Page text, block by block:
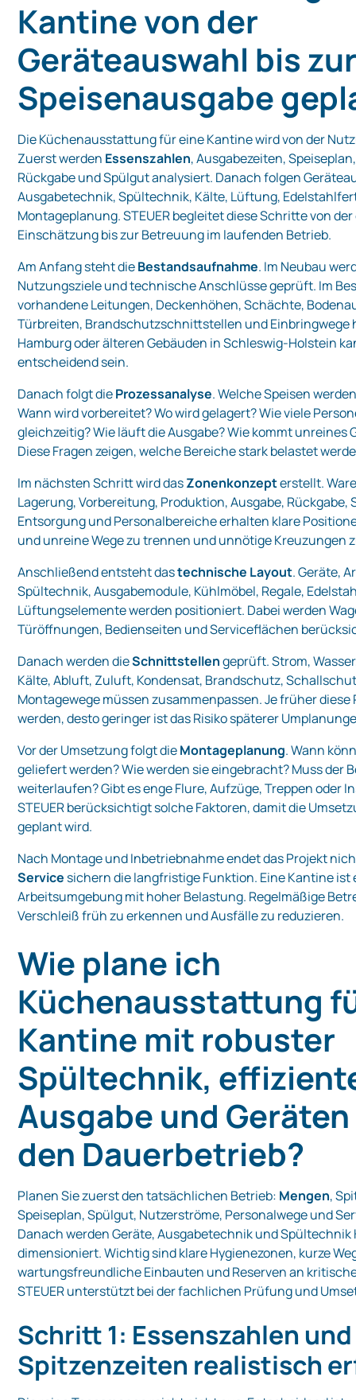
Kantine von der
Geräteauswahl bis
Speisenausgabe
Die Küchenausstattung für eine Kantine wird von der
Zuerst werden Essenszahlen, Ausgabezeiten,
Rückgabe und Spülgut analysiert. Danach folgen
Ausgabetechnik, Spültechnik, Kälte, Lüftung,
Montageplanung. STEUER begleitet diese Schritte von
Einschätzung bis zur Betreuung im laufenden Betrieb.
Am Anfang steht dieBestandsaufnahme. Im Neubau
Nutzungsziele und technische Anschlüsse geprüft. Im
vorhandene Leitungen, Deckenhöhen, Schächte,
Türbreiten, Brandschutzschnittstellen und Einbringwege
Hamburg oder älteren Gebäuden in Schleswig-Holstein
entscheidend sein.
Danach folgt dieProzessanalyse. Welche Speisen
Wann wird vorbereitet? Wo wird gelagert? Wie viele
gleichzeitig? Wie läuft die Ausgabe? Wie kommt unreines
Diese Fragen zeigen, welche Bereiche stark belastet
Im nächsten Schritt wird dasZonenkonzepterstellt.
Lagerung, Vorbereitung, Produktion, Ausgabe, Rückgabe,
Entsorgung und Personalbereiche erhalten klare
und unreine Wege zu trennen und unnötige Kreuzungen
Anschließend entsteht dastechnische Layout. Geräte,
Spültechnik, Ausgabemodule, Kühlmöbel, Regale,
Lüftungselemente werden positioniert. Dabei werden
Türöffnungen, Bedienseiten und Serviceflächen
Danach werden dieSchnittstellengeprüft. Strom,
Kälte, Abluft, Zuluft, Kondensat, Brandschutz,
Montagewege müssen zusammenpassen. Je früher
werden, desto geringer ist das Risiko späterer
Vor der Umsetzung folgt dieMontageplanung. Wann
geliefert werden? Wie werden sie eingebracht? Muss der
weiterlaufen? Gibt es enge Flure, Aufzüge, Treppen oder
STEUER berücksichtigt solche Faktoren, damit die
geplant wird.
Nach Montage und Inbetriebnahme endet das Projekt
Service sichern die langfristige Funktion. Eine Kantine ist
Arbeitsumgebung mit hoher Belastung. Regelmäßige
Verschleiß früh zu erkennen und Ausfälle zu reduzieren.
Wie plane ich
Küchenausstattung
Kantine mit robuster
Spültechnik,
Ausgabe und
den Dauerbetrieb?
Planen Sie zuerst den tatsächlichen Betrieb: Mengen,
Speiseplan, Spülgut, Nutzerströme, Personalwege und
Danach werden Geräte, Ausgabetechnik und Spültechnik
dimensioniert. Wichtig sind klare Hygienezonen, kurze
wartungsfreundliche Einbauten und Reserven an
STEUER unterstützt bei der fachlichen Prüfung und
Schritt 1: Essenszahlen und
Spitzenzeiten realistisch